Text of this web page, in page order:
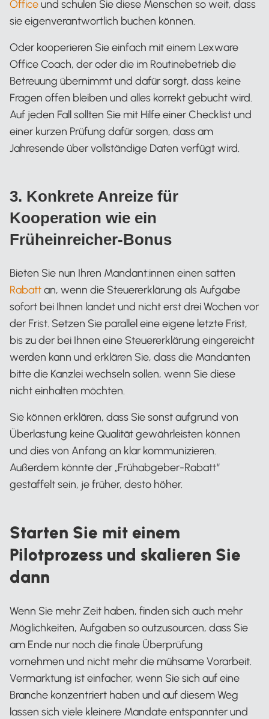
Officeund schulen Sie diese Menschen so weit, dass
sie eigenverantwortlich buchen können.
Oder kooperieren Sie einfach mit einem Lexware
Office Coach, der oder die im Routinebetrieb die
Betreuung übernimmt und dafür sorgt, dass keine
Fragen offen bleiben und alles korrekt gebucht wird.
Auf jeden Fall sollten Sie mit Hilfe einer Checklist und
einer kurzen Prüfung dafür sorgen, dass am
Jahresende über vollständige Daten verfügt wird.
3. Konkrete Anreize für
Kooperation wie ein
Früheinreicher-Bonus
Bieten Sie nun Ihren Mandant:innen einen satten
Rabattan, wenn die Steuererklärung als Aufgabe
sofort bei Ihnen landet und nicht erst drei Wochen vor
der Frist. Setzen Sie parallel eine eigene letzte Frist,
bis zu der bei Ihnen eine Steuererklärung eingereicht
werden kann und erklären Sie, dass die Mandanten
bitte die Kanzlei wechseln sollen, wenn Sie diese
nicht einhalten möchten.
Sie können erklären, dass Sie sonst aufgrund von
Überlastung keine Qualität gewährleisten können
und dies von Anfang an klar kommunizieren.
Außerdem könnte der „Frühabgeber-Rabatt“
gestaffelt sein, je früher, desto höher.
Starten Sie mit einem
Pilotprozess und skalieren Sie
dann
Wenn Sie mehr Zeit haben, finden sich auch mehr
Möglichkeiten, Aufgaben so outzusourcen, dass Sie
am Ende nur noch die finale Überprüfung
vornehmen und nicht mehr die mühsame Vorarbeit.
Vermarktung ist einfacher, wenn Sie sich auf eine
Branche konzentriert haben und auf diesem Weg
lassen sich viele kleinere Mandate entspannter und